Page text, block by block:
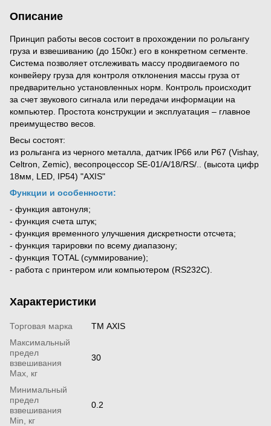
Описание
Принцип работы весов состоит в прохождении по рольгангу
груза и взвешиванию (до 150кг.) его в конкретном сегменте.
Система позволяет отслеживать массу продвигаемого по
конвейеру груза для контроля отклонения массы груза от
предварительно установленных норм. Контроль происходит
за счет звукового сигнала или передачи информации на
компьютер. Простота конструкции и эксплуатация – главное
преимущество весов.
Весы состоят:
из рольганга из черного металла, датчик IP66 или P67 (Vishay,
Celtron, Zemic), весопроцессор SE-01/A/18/RS/.. (высота цифр
18мм, LED, IP54) "AXIS"
Функции и особенности:
- функция автонуля;
- функция счета штук;
- функция временного улучшения дискретности отсчета;
- функция тарировки по всему диапазону;
- функция TOTAL (суммирование);
- работа с принтером или компьютером (RS232C).
Характеристики
Торговая марка
ТМ AXIS
Максимальный
предел
взвешивания
Мах, кг
30
Минимальный
предел
взвешивания
Min, кг
0.2